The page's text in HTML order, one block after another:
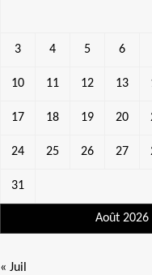
Août 2026
3 4 5 6
10 11 12 13
17 18 19 20
24 25 26 27
31
« Juil